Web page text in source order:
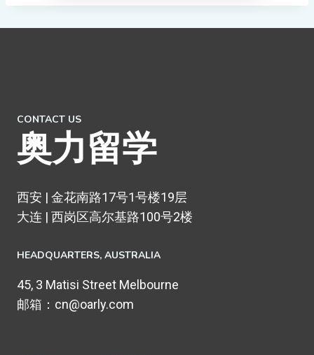
CONTACT US
奥力留学
西安 | 金花南路17号1号楼19层
大连 | 西岗区高尔基路100号2楼
HEADQUARTERS​, AUSTRALIA
45, 3 Matisi Street Melbourne
邮箱：cn@oarly.com